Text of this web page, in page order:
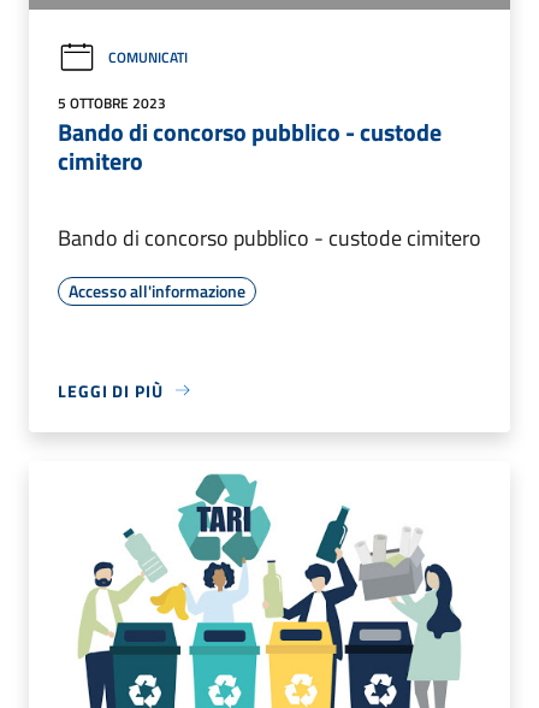
COMUNICATI
5 OTTOBRE 2023
Bando di concorso pubblico - custode
cimitero
Bando di concorso pubblico - custode cimitero
Accesso all'informazione
LEGGI DI PIÙ